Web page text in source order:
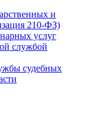
и
210-ФЗ)
услуг
службой
судебных